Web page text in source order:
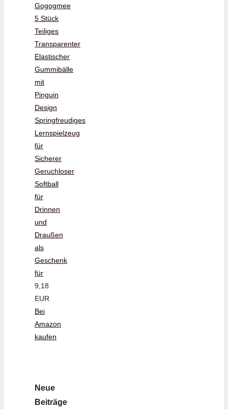
Gogogmee
5 Stück
Teiliges
Transparenter
Elastischer
Gummibälle
mit
Pinguin
Design
Springfreudiges
Lernspielzeug
für
Sicherer
Geruchloser
Softball
für
Drinnen
und
Draußen
als
Geschenk
für
9,18
EUR
Bei
Amazon
kaufen
Neue
Beiträge